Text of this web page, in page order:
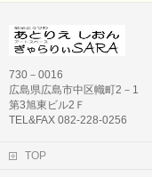
730－0016
広島県広島市中区幟町2－1
第3旭東ビル2Ｆ
TEL&FAX 082-228-0256
TOP